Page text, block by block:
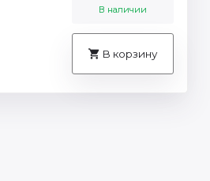
В наличии
В корзину